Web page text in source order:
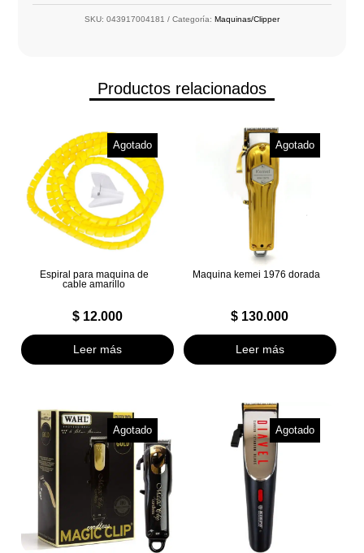
SKU: 043917004181 Categoría: Maquinas/Clipper
Productos relacionados
Agotado
Espiral para maquina de
cable amarillo
$12.000
Leer más
Agotado
Maquina kemei 1976 dorada
$ 130.000
Leer más
Agotado Agotado